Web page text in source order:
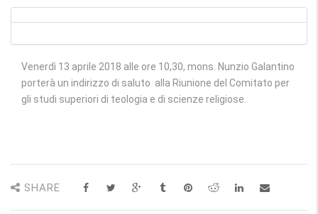
Venerdì 13 aprile 2018 alle ore 10,30, mons. Nunzio Galantino
porterà un indirizzo di saluto alla Riunione del Comitato per
gli studi superiori di teologia e di scienze religiose.
SHARE